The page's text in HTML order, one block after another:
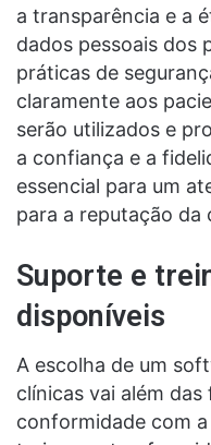
a transparência e a
dados pessoais dos
práticas de
claramente aos
serão utilizados e
a confiança e a
essencial para um
para a reputação da
Suporte e
disponíveis
A escolha de um
clínicas vai além
conformidade com